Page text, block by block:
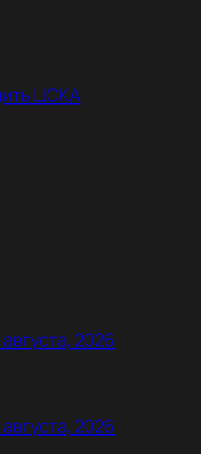
ЦСКА
августа, 2026
2026